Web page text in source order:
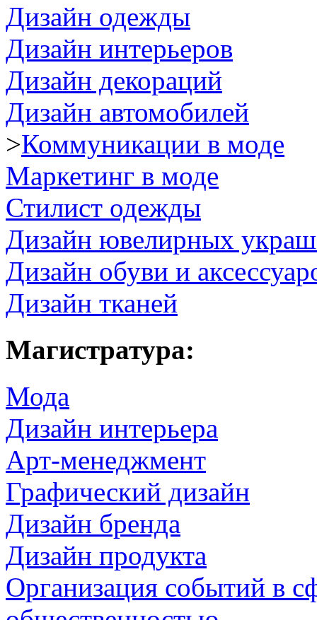
Дизайн одежды
Дизайн интерьеров
Дизайн декораций
Дизайн автомобилей
>Коммуникации в моде
Маркетинг в моде
Стилист одежды
Дизайн ювелирных
Дизайн обуви и
Дизайн тканей
Магистратура:
Мода
Дизайн интерьера
Арт-менеджмент
Графический дизайн
Дизайн бренда
Дизайн продукта
Организация событий в